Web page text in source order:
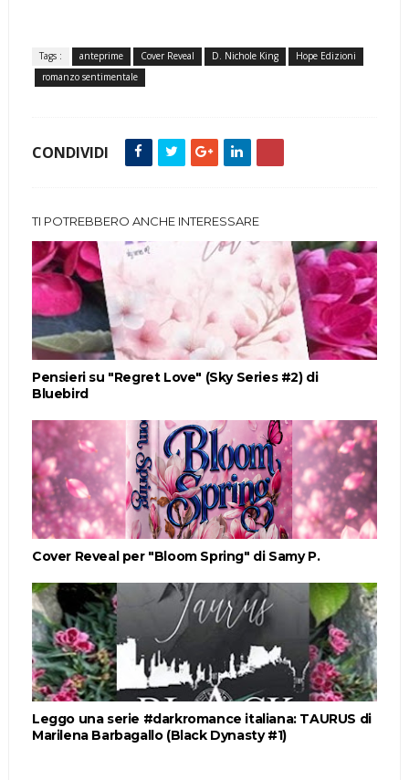
Tags : anteprime Cover Reveal D. Nichole King
Hope Edizioni
romanzo sentimentale
CONDIVIDI
TI POTREBBERO ANCHE INTERESSARE
Pensieri su "Regret Love" (Sky Series #2) di
Bluebird
Cover Reveal per "Bloom Spring" di Samy P.
Leggo una serie #darkromance italiana: TAURUS di
Marilena Barbagallo (Black Dynasty #1)